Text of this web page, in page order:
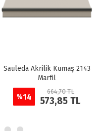
Sauleda Akrilik Kumaş 2143
Marfil
%14
664,70 TL
573,85 TL